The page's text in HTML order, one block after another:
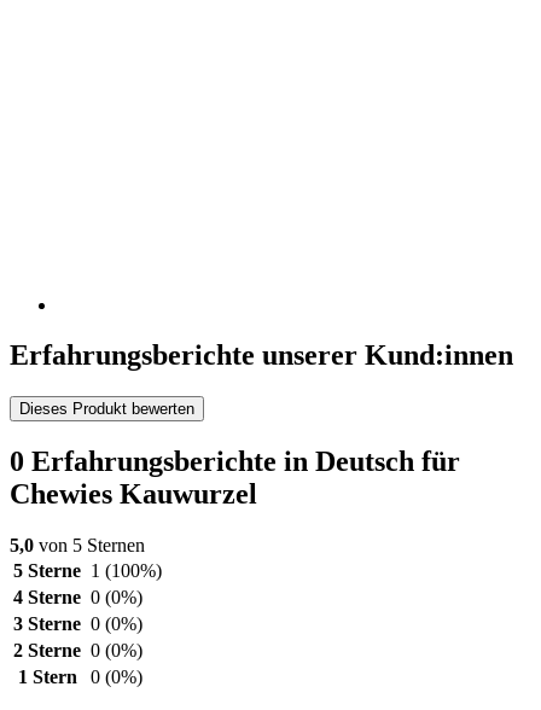
Erfahrungsberichte unserer Kund:innen
Dieses Produkt bewerten
0 Erfahrungsberichte in Deutsch für
Chewies Kauwurzel
5,0 von 5 Sternen
5 Sterne 1 (100%)
4 Sterne 0 (0%)
3 Sterne 0 (0%)
2 Sterne 0 (0%)
1 Stern
0 (0%)